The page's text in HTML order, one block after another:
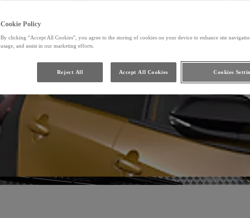
Cookie Policy
By clicking “Accept All Cookies”, you agree to the storing of cookies on your device to enhance site
usage, and assist in our marketing efforts.
Cookies
Reject All Accept All Cookies